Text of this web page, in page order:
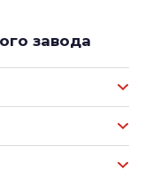
завода